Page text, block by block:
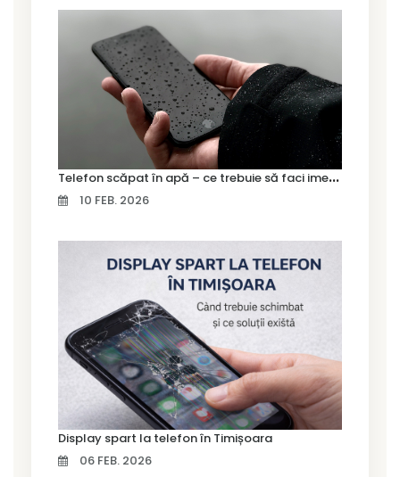
T
elefon scăpat în apă – ce trebuie să faci imediat și ce greșeli să eviți
10 FEB. 2026
Display spart la telefon în Timișoara
06 FEB. 2026